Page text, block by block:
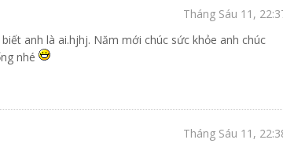
Tháng Sáu 11,
anh là ai.hjhj. Năm mới chúc sức khỏe anh chúc
nhé
Tháng Sáu 11,